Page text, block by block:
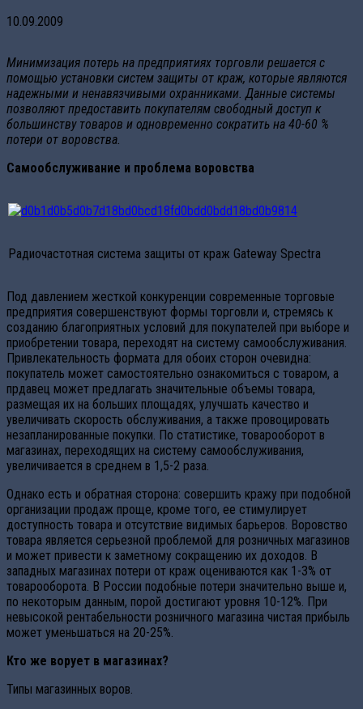
10.09.2009
Минимизация потерь на предприятиях торговли решается с
помощью установки систем защиты от краж, которые являются
надежными и ненавязчивыми охранниками. Данные системы
позволяют предоставить покупателям свободный доступ к
большинству товаров и одновременно сократить на 40-60 %
потери от воровства.
Самообслуживание и проблема воровства
Радиочастотная система защиты от краж Gateway Spectra
Под давлением жесткой конкуренции современные торговые
предприятия совершенствуют формы торговли и, стремясь к
созданию благоприятных условий для покупателей при выборе и
приобретении товара, переходят на систему самообслуживания.
Привлекательность формата для обоих сторон очевидна:
покупатель может самостоятельно ознакомиться с товаром, а
прдавец может предлагать значительные объемы товара,
размещая их на больших площадях, улучшать качество и
увеличивать скорость обслуживания, а также провоцировать
незапланированные покупки. По статистике, товарооборот в
магазинах, переходящих на систему самообслуживания,
увеличивается в среднем в 1,5-2 раза.
Однако есть и обратная сторона: совершить кражу при подобной
организации продаж проще, кроме того, ее стимулирует
доступность товара и отсутствие видимых барьеров. Воровство
товара является серьезной проблемой для розничных магазинов
и может привести к заметному сокращению их доходов. В
западных магазинах потери от краж оцениваются как 1-3% от
товарооборота. В России подобные потери значительно выше и,
по некоторым данным, порой достигают уровня 10-12%. При
невысокой рентабельности розничного магазина чистая прибыль
может уменьшаться на 20-25%.
Кто же ворует в магазинах?
Типы магазинных воров.